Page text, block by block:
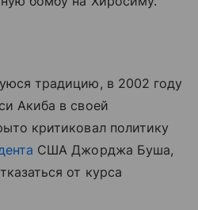
традицию, в 2002 году
Акиба в своей
критиковал политику
США Джорджа Буша,
от курса